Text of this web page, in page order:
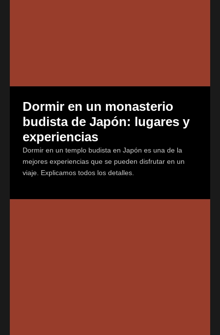
Dormir en un monasterio
budista de Japón: lugares y
experiencias
Dormir en un templo budista en Japón es una de la
mejores experiencias que se pueden disfrutar en un
viaje. Explicamos todos los detalles.